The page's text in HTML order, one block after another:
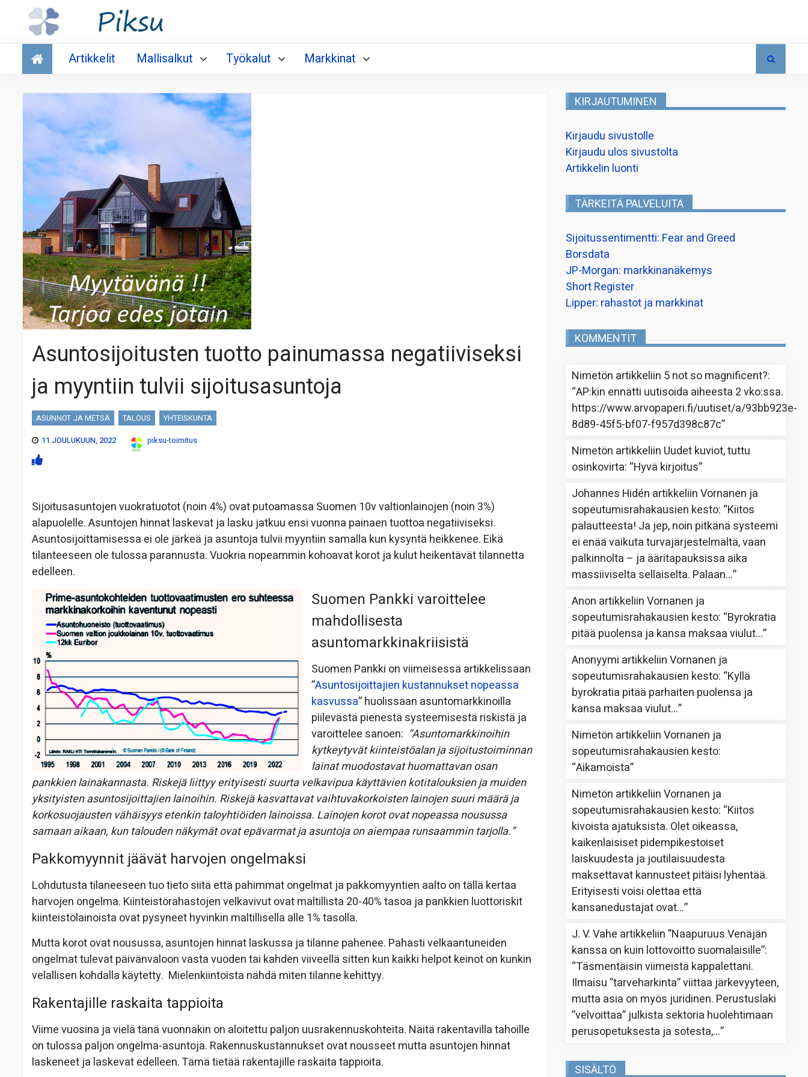
Talous
Artikkelit Mallisalkut Työkalut Markkinat
Asuntosijoitusten tuotto painumassa negatiiviseksi
ja myyntiin tulvii sijoitusasuntoja
ASUNNOT JA METSÄ TALOUS
YHTEISKUNTA
11 JOULUKUUN, 2022
piksu-toimitus
Sijoitusasuntojen vuokratuotot (noin 4%) ovat putoamassa Suomen 10v valtionlainojen (noin 3%)
alapuolelle. Asuntojen hinnat laskevat ja lasku jatkuu ensi vuonna painaen tuottoa negatiiviseksi.
Asuntosijoittamisessa ei ole järkeä ja asuntoja tulvii myyntiin samalla kun kysyntä heikkenee. Eikä
tilanteeseen ole tulossa parannusta. Vuokria nopeammin kohoavat korot ja kulut heikentävät tilannetta
edelleen.
Suomen Pankki varoittelee
mahdollisesta
asuntomarkkinakriisistä
Suomen Pankki on viimeisessä artikkelissaan
”Asuntosijoittajien kustannukset nopeassa
kasvussa” huolissaan asuntomarkkinoilla
piilevästä pienestä systeemisestä riskistä ja
varoittelee sanoen: ”Asuntomarkkinoihin
kytkeytyvät kiinteistöalan ja sijoitustoiminnan
lainat muodostavat huomattavan osan
pankkien lainakannasta. Riskejä liittyy erityisesti suurta velkavipua käyttävien kotitalouksien ja muiden
yksityisten asuntosijoittajien lainoihin. Riskejä kasvattavat vaihtuvakorkoisten lainojen suuri määrä ja
korkosuojausten vähäisyys etenkin taloyhtiöiden lainoissa. Lainojen korot ovat nopeassa nousussa
samaan aikaan, kun talouden näkymät ovat epävarmat ja asuntoja on aiempaa runsaammin tarjolla.”
Pakkomyynnit jäävät harvojen ongelmaksi
Lohdutusta tilaneeseen tuo tieto siitä että pahimmat ongelmat ja pakkomyyntien aalto on tällä kertaa
harvojen ongelma. Kiinteistörahastojen velkavivut ovat maltillista 20-40% tasoa ja pankkien luottoriskit
kiinteistölainoista ovat pysyneet hyvinkin maltillisella alle 1% tasolla.
Mutta korot ovat nousussa, asuntojen hinnat laskussa ja tilanne pahenee. Pahasti velkaantuneiden
ongelmat tulevat päivänvaloon vasta vuoden tai kahden viiveellä sitten kun kaikki helpot keinot on kunkin
velallisen kohdalla käytetty. Mielenkiintoista nähdä miten tilanne kehittyy.
Rakentajille raskaita tappioita
Viime vuosina ja vielä tänä vuonnakin on aloitettu paljon uusrakennuskohteita. Näitä rakentavilla tahoille
on tulossa paljon ongelma-asuntoja. Rakennuskustannukset ovat nousseet mutta asuntojen hinnat
laskeneet ja laskevat edelleen. Tämä tietää rakentajille raskaita tappioita.
KIRJAUTUMINEN
Kirjaudu sivustolle
Kirjaudu ulos sivustolta
Artikkelin luonti
TÄRKEITÄ PALVELUITA
Sijoitussentimentti: Fear and Greed
Borsdata
JP-Morgan: markkinanäkemys
Short Register
Lipper: rahastot ja markkinat
KOMMENTIT
Nimetön artikkeliin 5 not so magnificent?:
“AP:kin ennätti uutisoida aiheesta 2 vko:ssa.
https://www.arvopaperi.fi/uutiset/a/93bb923e-
8d89-45f5-bf07-f957d398c87c”
Nimetön artikkeliin Uudet kuviot, tuttu
osinkovirta: “Hyvä kirjoitus”
Johannes Hidén artikkeliinVornanen ja
sopeutumisrahakausien kesto: “Kiitos
palautteesta! Ja jep, noin pitkänä systeemi
ei enää vaikuta turvajärjestelmältä, vaan
palkinnolta – ja ääritapauksissa aika
massiiviselta sellaiselta. Palaan…”
Anon artikkeliinVornanen ja
sopeutumisrahakausien kesto: “Byrokratia
pitää puolensa ja kansa maksaa viulut…”
Anonyymi artikkeliinVornanen ja
sopeutumisrahakausien kesto: “Kyllä
byrokratia pitää parhaiten puolensa ja
kansa maksaa viulut…”
Nimetön artikkeliinVornanen ja
sopeutumisrahakausien kesto:
“Aikamoista”
Nimetön artikkeliinVornanen ja
sopeutumisrahakausien kesto: “Kiitos
kivoista ajatuksista. Olet oikeassa,
kaikenlaisiset pidempikestoiset
laiskuudesta ja joutilaisuudesta
maksettavat kannusteet pitäisi lyhentää.
Erityisesti voisi olettaa että
kansanedustajat ovat…”
J. V. Vahe artikkeliin”Naapuruus Venäjän
kanssa on kuin lottovoitto suomalaisille”:
“Täsmentäisin viimeistä kappalettani.
Ilmaisu ”tarveharkinta” viittaa järkevyyteen,
mutta asia on myös juridinen. Perustuslaki
”velvoittaa” julkista sektoria huolehtimaan
perusopetuksesta ja sotesta,…”
SISÄLTÖ